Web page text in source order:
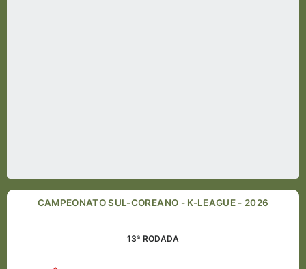
CAMPEONATO SUL-COREANO - K-LEAGUE - 2026
13ª RODADA